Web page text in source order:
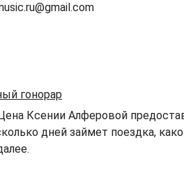
гонорар
Ксении Алферовой
дней займет поездка,